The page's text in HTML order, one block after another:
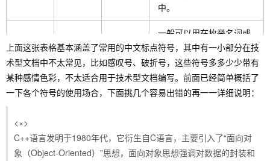
中。
一般可以用在枚举名词或
者短语的场合。
7 问号 ？ 不用多解释。
一般用于标记特殊名词、
一般用于成对出现的名词
上面这张表格基本涵盖了常用的中文标点符号，其中有一小部分在技
术型文档中不太常见，比如感叹号、破折号，这些符号多多少少带有
某种感情色彩，不太适合用于技术型文档编写。前面已经简单概括了
一下各个符号的使用场合，下面挑几个容易出错的再一一详细说明：
<×>
C++语言发明于1980年代，它衍生自C语言，主要引入了“面向对
象（Object-Oriented）”思想，面向对象思想强调对数据的封装和